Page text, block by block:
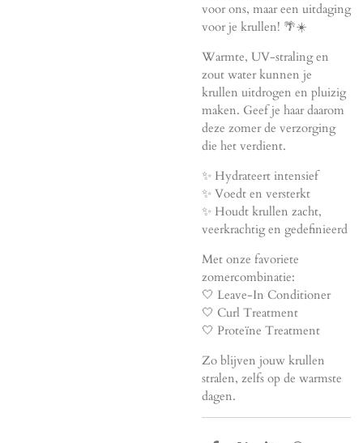
voor ons, maar een uitdaging
voor je krullen! 🌴☀️
Warmte, UV-straling en
zout water kunnen je
krullen uitdrogen en pluizig
maken. Geef je haar daarom
deze zomer de verzorging
die het verdient.
✨ Hydrateert intensief
✨ Voedt en versterkt
✨ Houdt krullen zacht,
veerkrachtig en gedefinieerd
Met onze favoriete
zomercombinatie:
🤍 Leave-In Conditioner
🤍 Curl Treatment
🤍 Proteïne Treatment
Zo blijven jouw krullen
stralen, zelfs op de warmste
dagen.